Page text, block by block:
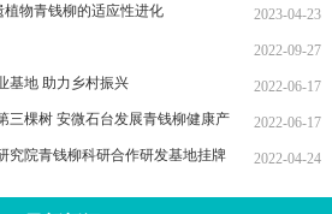
2023-04-23
植物青钱柳的适应性进化
2022-09-27
2022-06-17
基地 助力乡村振兴
2022-06-17
三棵树 安微石台发展青钱柳健康产
2022-04-24
究院青钱柳科研合作研发基地挂牌